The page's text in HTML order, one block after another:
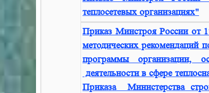
теплосетевых организациях"
Приказ Минстроя России от
методических рекомендаций
программы организации,
деятельности в сфере
Приказа Министерства